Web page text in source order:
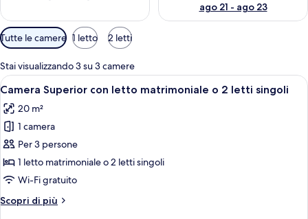
ago 21 - ago 23
Filtri
disponibili
per
le
camere
Tutte le camere 1 letto 2 letti
Stai visualizzando 3 su 3 camere
Apri
tutte
le
foto
per
Camera
Superior
letto
Una camera d'albergo con un letto,
7
Camera Superior con letto matrimoniale o 2 letti singoli
20 m²
1 camera
Per 3 persone
1 letto matrimoniale o 2 letti singoli
Wi-Fi gratuito
Scopri di più
Altri